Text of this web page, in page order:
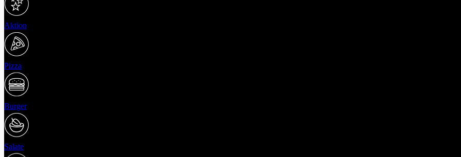
Aktion
Pizza
Burger
Salate